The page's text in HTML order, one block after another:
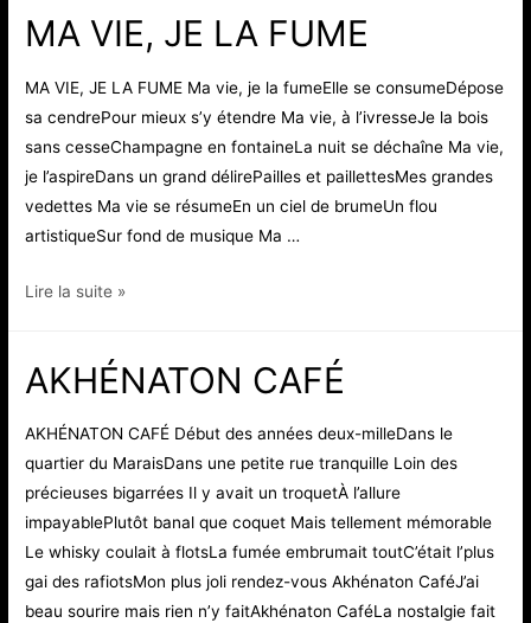
MA VIE, JE LA FUME
MA VIE, JE LA FUME Ma vie, je la fumeElle se consumeDépose
sa cendrePour mieux s’y étendre Ma vie, à l’ivresseJe la bois
sans cesseChampagne en fontaineLa nuit se déchaîne Ma vie,
je l’aspireDans un grand délirePailles et paillettesMes grandes
vedettes Ma vie se résumeEn un ciel de brumeUn flou
artistiqueSur fond de musique Ma …
MA
LA
Lire la suite »
AKHÉNATON CAFÉ
AKHÉNATON CAFÉ Début des années deux-milleDans le
quartier du MaraisDans une petite rue tranquille Loin des
précieuses bigarrées Il y avait un troquetÀ l’allure
impayablePlutôt banal que coquet Mais tellement mémorable
Le whisky coulait à flotsLa fumée embrumait toutC’était l’plus
gai des rafiotsMon plus joli rendez-vous Akhénaton CaféJ’ai
beau sourire mais rien n’y faitAkhénaton CaféLa nostalgie fait